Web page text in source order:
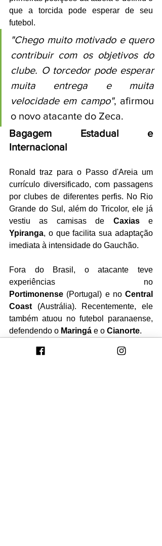
que a torcida pode esperar de seu
futebol.
"Chego muito motivado e quero
contribuir com os objetivos do
clube. O torcedor pode esperar
muita entrega e muita
velocidade em campo", afirmou
o novo atacante do Zeca.
Bagagem Estadual e
Internacional
Ronald traz para o Passo d'Areia um
currículo diversificado, com passagens
por clubes de diferentes perfis. No Rio
Grande do Sul, além do Tricolor, ele já
vestiu as camisas de Caxias
Ypiranga, o que facilita sua adaptação
imediata à intensidade do Gauchão.
Fora do Brasil, o atacante teve
Portimonense (Portugal) e no Central
Coast (Austrália). Recentemente, ele
também atuou no futebol paranaense,
defendendo o Maringá e o Cianorte.